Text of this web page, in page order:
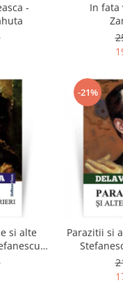
-
In fata
si alte
-21%
Parazitii si